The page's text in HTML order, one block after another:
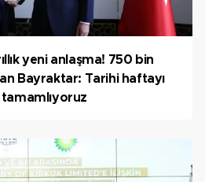
yeni anlaşma! 750 bin
Bayraktar: Tarihi haftayı